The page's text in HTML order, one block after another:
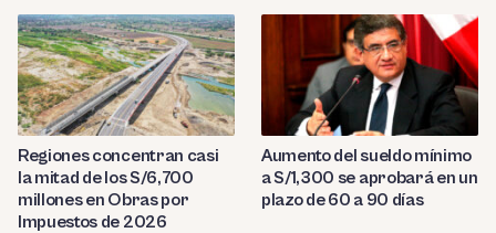
Regiones concentran casi
la mitad de los S/6,700
millones en Obras por
Impuestos de 2026
Aumento del sueldo mínimo
a S/1,300 se aprobará en un
plazo de 60 a 90 días